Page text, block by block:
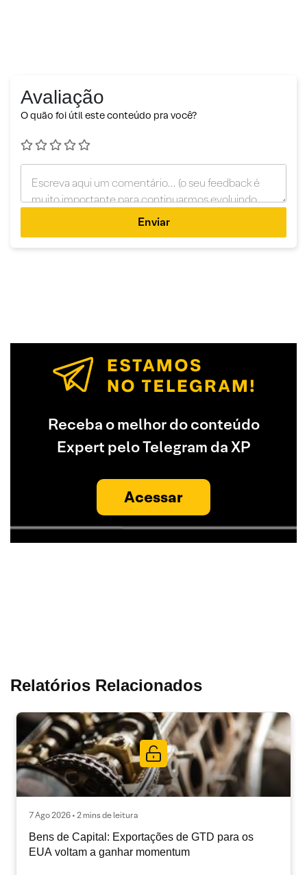
Avaliação
O quão foi útil este conteúdo pra você?
Enviar
Receba o melhor do conteúdo
Expert pelo Telegram da XP
Acessar
Relatórios Relacionados
7 Ago 2026 • 2 mins de leitura
Bens de Capital: Exportações de GTD para os
EUA voltam a ganhar momentum